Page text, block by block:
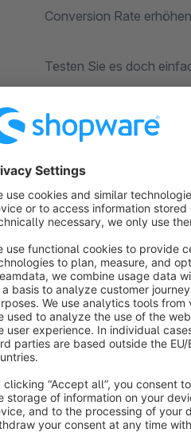
Conversion Rate
Testen Sie es doch
kinderDerZeit | Shopware
shopware-agentur-
support@shopware-
0351/500 69 05
(im
Sort by